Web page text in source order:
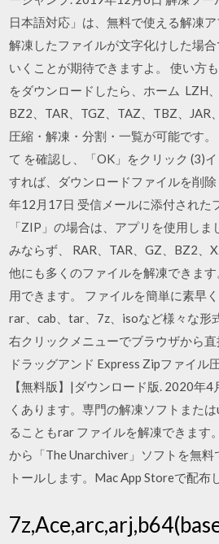
日本語対応」は、無料で使える解凍
解凍したファイルが文字化けした場
いくことが期待できますよ。 使い方
をダウンロードしたら、ホーム LZH
BZ2、TAR、TGZ、TAZ、TBZ、JAR
圧縮・解凍・分割・一覧が可能です
て を確認し、「OK」をクリック (3)
すれば、ダウンロードファイルを削
年12月17日 受信メールに添付された
「ZIP」の場合は、アプリを使用し
みならず、 RAR、TAR、GZ、BZ2、
他にも多くのファイルを解凍できま
用できます。 ファイルを簡単に素早
rar、cab、tar、7z、isoなど様々な形
右クリックメニューでブラウザから
ドラッグアンド Express Zipファイル
【無料版】|ダウンロード版. 2020年
くあります。専門の解凍ソフトまた
ることもrar ファイルを解凍できます
から「The Unarchiver」ソフトを無料
トールします。Mac App Storeで配布